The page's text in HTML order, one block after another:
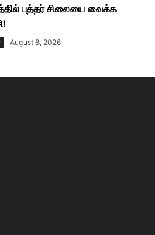
புத்தர் சிலையை வைக்க
August 8, 2026